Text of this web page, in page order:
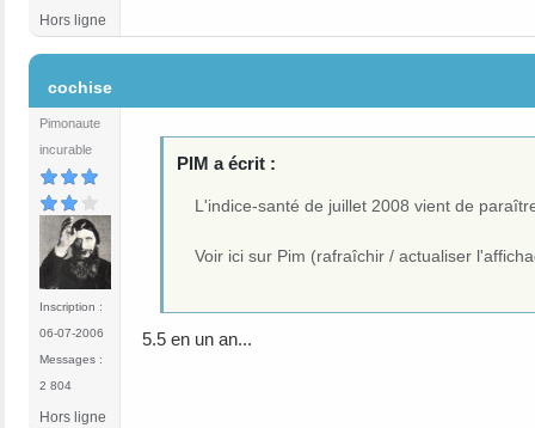
Hors ligne
cochise
Pimonaute
incurable
Inscription :
06-07-2006
Messages :
2 804
PIM a écrit :
L'indice-santé de juillet 2008 vient de
Voir ici sur Pim (rafraîchir / actualiser
5.5 en un an...
Hors ligne